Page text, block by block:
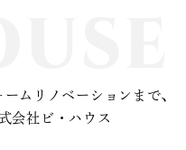
ムリノベーションまで、
会社ビ・ハウス